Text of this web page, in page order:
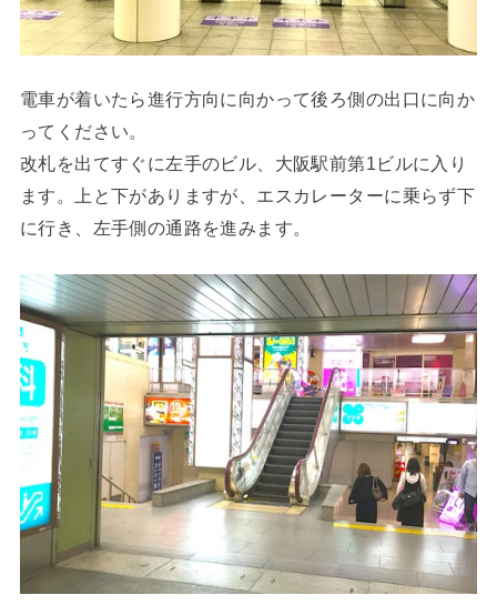
電車が着いたら進行方向に向かって後ろ側の出口に向か
ってください。
改札を出てすぐに左手のビル、大阪駅前第1ビルに入り
ます。上と下がありますが、エスカレーターに乗らず下
に行き、左手側の通路を進みます。